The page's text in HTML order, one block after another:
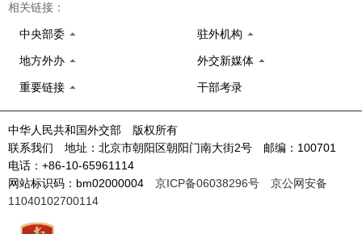
相关链接：
中央部委 驻外机构
地方外办 外交新媒体
重要链接 干部考录
中华人民共和国外交部 版权所有
联系我们 地址：北京市朝阳区朝阳门南大街2号 邮编：100701
电话：+86-10-65961114
网站标识码：bm02000004 京ICP备06038296号
京公网安备
11040102700114